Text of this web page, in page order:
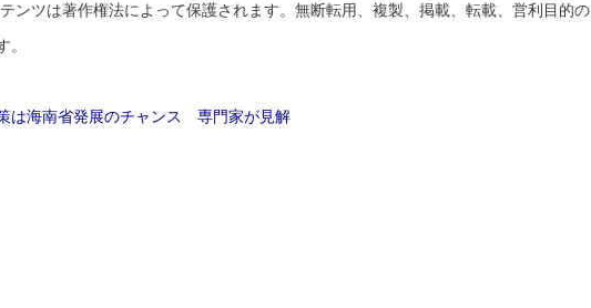
ンツは著作権法によって保護されます。無断転用、複製、掲載、転載、営利目的の
。
は海南省発展のチャンス 専門家が見解